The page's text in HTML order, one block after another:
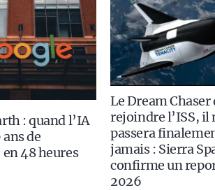
: quand l’IA
de
48 heures
Le Dream Chaser
rejoindre l’ISS, il
passera
jamais : Sierra
confirme un
2026